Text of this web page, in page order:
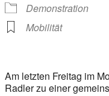
Demonstration
Mobilität
Am letzten Freitag im
Radler zu einer